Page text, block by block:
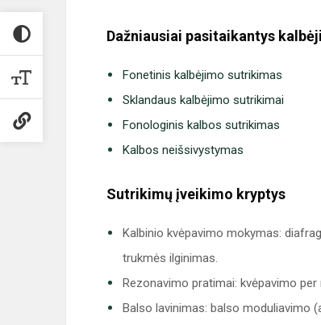
Dažniausiai pasitaikantys
Fonetinis kalbėjimo sutrikimas
Sklandaus kalbėjimo sutrikimai
Fonologinis kalbos sutrikimas
Kalbos neišsivystymas
Sutrikimų įveikimo kryptys
Kalbinio kvėpavimo mokymas:
trukmės ilginimas.
Rezonavimo pratimai: kvėpavimo
Balso lavinimas: balso moduliavimo